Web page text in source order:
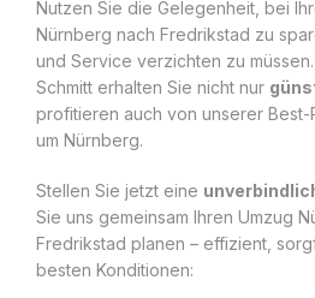
Nutzen Sie die Gelegenheit, bei
Nürnberg nach Fredrikstad zu
und Service verzichten zu
Schmitt erhalten Sie nicht nur
profitieren auch von unserer Best-
um Nürnberg.
Stellen Sie jetzt eine
Sie uns gemeinsam Ihren Umzug
Fredrikstad planen – effizient,
besten Konditionen: